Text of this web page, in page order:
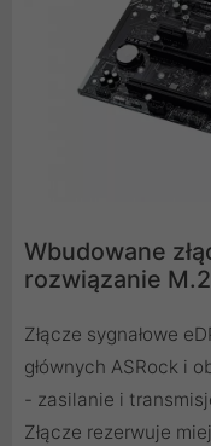
Wbudowane
rozwiązanie M.2
Złącze sygnałowe
głównych ASRock i
- zasilanie i
Złącze rezerwuje